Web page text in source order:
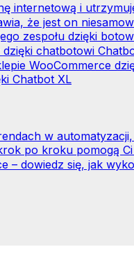
internetową i
że ​​jest on
zespołu dzięki
chatbotowi
WooCommerce
Chatbot XL
w
po kroku pomogą
– dowiedz się, jak